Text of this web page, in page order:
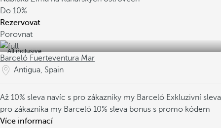
Do 10%
Rezervovat
Porovnat
All inclusive
Barceló Fuerteventura Mar
Antigua, Spain
Až 10% sleva navíc s pro zákazníky my Barceló Exkluzivní sleva
pro zákazníka my Barceló 10% sleva bonus s promo kódem
Více informací